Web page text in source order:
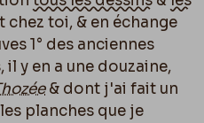
chez toi, & en échange
1° des anciennes
, il y en a une douzaine,
& dont j'ai fait un
les planches que je